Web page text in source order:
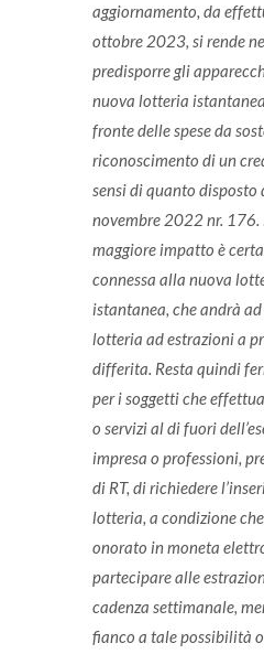
aggiornamento, da
ottobre 2023, si rende
predisporre gli
nuova lotteria
fronte delle spese da
riconoscimento di un
sensi di quanto disposto
novembre 2022 nr. 176.
maggiore impatto è
connessa alla nuova
istantanea, che andrà
lotteria ad estrazioni a
differita. Resta quindi
per i soggetti che
o servizi al di fuori
impresa o professioni,
di RT, di richiedere
lotteria, a condizione
onorato in moneta
partecipare alle
cadenza settimanale,
fianco a tale possibilità